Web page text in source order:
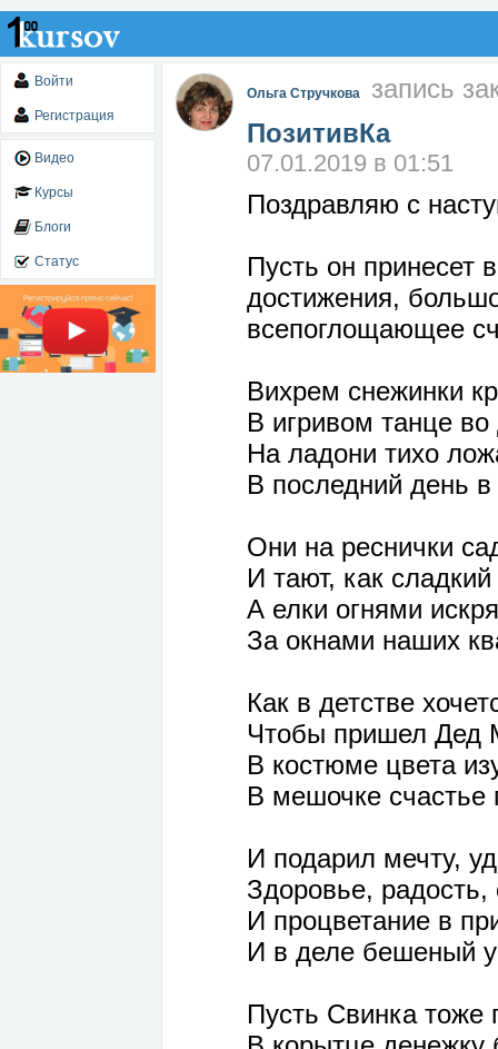
Войти
Регистрация
Видео
Курсы
Блоги
Статус
Ольга Стручкова
запись
ПозитивКа
07.01.2019 в 01:51
Поздравляю с
Пусть он принесет
достижения,
всепоглощающее
Вихрем снежинки
В игривом танце во
На ладони тихо
В последний день
Они на реснички
И тают, как
А елки огнями
За окнами наших
Как в детстве
Чтобы пришел Дед
В костюме цвета
В мешочке счастье
И подарил мечту,
Здоровье, радость,
И процветание в
И в деле бешеный
Пусть Свинка тоже